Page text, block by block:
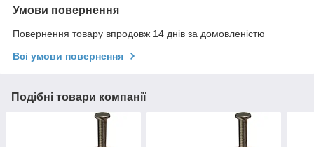
Умови повернення
Повернення товару впродовж 14 днів за домовленістю
Всі умови повернення
Подібні товари компанії